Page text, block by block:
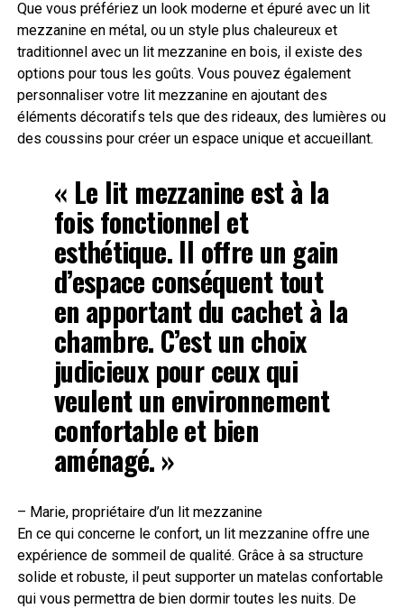
Que vous préfériez un look moderne et épuré avec un lit
mezzanine en métal, ou un style plus chaleureux et
traditionnel avec un lit mezzanine en bois, il existe des
options pour tous les goûts. Vous pouvez également
personnaliser votre lit mezzanine en ajoutant des
éléments décoratifs tels que des rideaux, des lumières ou
des coussins pour créer un espace unique et accueillant.
« Le lit mezzanine est à la
fois fonctionnel et
esthétique. Il offre un gain
d’espace conséquent tout
en apportant du cachet à la
chambre. C’est un choix
judicieux pour ceux qui
veulent un environnement
confortable et bien
aménagé. »
– Marie, propriétaire d’un lit mezzanine
En ce qui concerne le confort, un lit mezzanine offre une
expérience de sommeil de qualité. Grâce à sa structure
solide et robuste, il peut supporter un matelas confortable
qui vous permettra de bien dormir toutes les nuits. De